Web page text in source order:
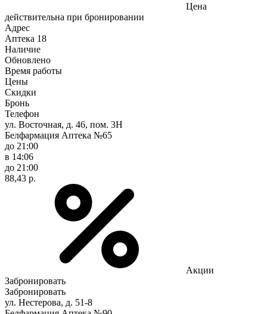
Цена
действительна при бронировании
Адрес
Аптека 18
Наличие
Обновлено
Время работы
Цены
Скидки
Бронь
Телефон
ул. Восточная, д. 46, пом. 3Н
Белфармация Аптека №65
до 21:00
в 14:06
до 21:00
88,43 р.
Акции
Забронировать
Забронировать
ул. Нестерова, д. 51-8